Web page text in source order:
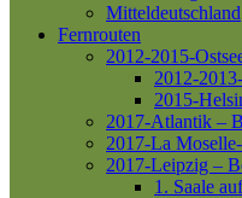
Mitteldeutschland
Fernrouten
2012-2015-
2012-
2015-
2017-Atlantik –
2017-La
2017-Leipzig –
1. Saale